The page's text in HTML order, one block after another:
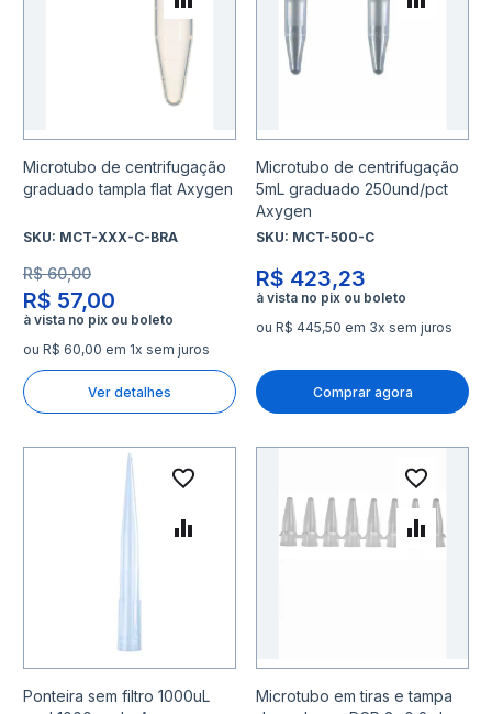
Microtubo de centrifugação
graduado tampla flat Axygen
SKU: MCT-XXX-C-BRA
R$ 57,00
R$ 60,00
ou R$ 60,00 em 1x sem juros
Ver detalhes
Adicionar para Comparar
Microtubo de centrifugação
5mL graduado 250und/pct
Axygen
SKU: MCT-500-C
R$ 423,23
ou R$ 445,50 em 3x sem juros
Comprar agora
Ponteira sem filtro 1000uL
Adicionar à lista de
Adicionar para Comparar
Microtubo em tiras e tampa